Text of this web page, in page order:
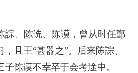
誴、陈诜、陈谟，曾从时任鄞
且王“甚器之”。后来陈誴、
子陈谟不幸卒于会考途中。